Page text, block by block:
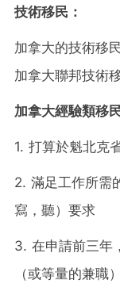
技術移民：
加拿大的技術移
加拿大聯邦技術
加拿大經驗類移
1. 打算於魁北克
2. 滿足工作所需
寫，聽）要求
3. 在申請前三年
（或等量的兼職